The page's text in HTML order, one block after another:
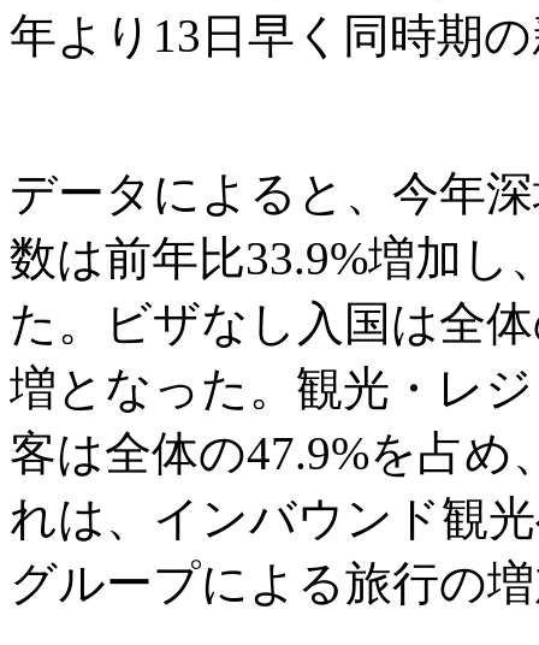
年より13日早く同時期
データによると、今年
数は前年比33.9%増加し
た。ビザなし入国は全
増となった。観光・レ
客は全体の47.9%を占め
れは、インバウンド観
グループによる旅行の